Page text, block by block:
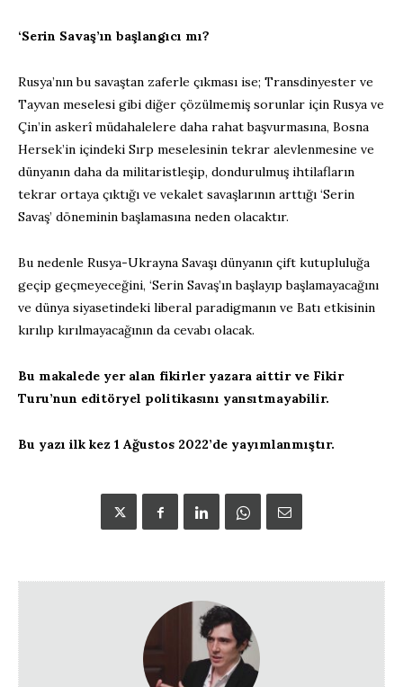
‘Serin Savaş’ın başlangıcı mı?
Rusya’nın bu savaştan zaferle çıkması ise; Transdinyester ve
Tayvan meselesi gibi diğer çözülmemiş sorunlar için Rusya ve
Çin’in askerî müdahalelere daha rahat başvurmasına, Bosna
Hersek’in içindeki Sırp meselesinin tekrar alevlenmesine ve
dünyanın daha da militaristleşip, dondurulmuş ihtilafların
tekrar ortaya çıktığı ve vekalet savaşlarının arttığı ‘Serin
Savaş’ döneminin başlamasına neden olacaktır.
Bu nedenle Rusya-Ukrayna Savaşı dünyanın çift kutupluluğa
geçip geçmeyeceğini, ‘Serin Savaş’ın başlayıp başlamayacağını
ve dünya siyasetindeki liberal paradigmanın ve Batı etkisinin
kırılıp kırılmayacağının da cevabı olacak.
Bu makalede yer alan fikirler yazara aittir ve Fikir
Turu’nun editöryel politikasını yansıtmayabilir.
Bu yazı ilk kez 1 Ağustos 2022’de yayımlanmıştır.